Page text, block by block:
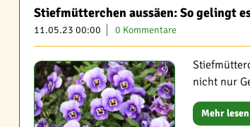
Stiefmütterchen aussäen: So gelingt
11.05.23 00:00 0 Kommentare
nicht nur
Mehr lesen